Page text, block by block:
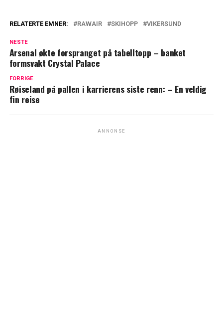
RELATERTE EMNER: RAWAIR SKIHOPP VIKERSUND
NESTE
Arsenal økte forspranget på tabelltopp – banket
formsvakt Crystal Palace
FORRIGE
Røiseland på pallen i karrierens siste renn: – En veldig
fin reise
ANNONSE